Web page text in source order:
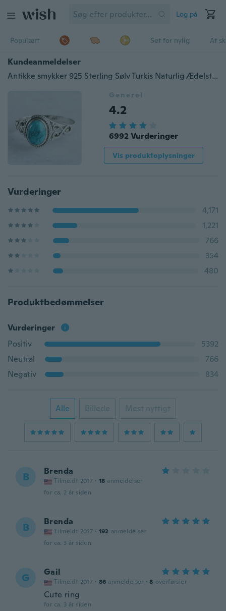
Log på
Populært Set for nylig At
Kundeanmeldelser
Antikke smykker 925 Sterling Sølv Turkis Naturlig Ædelsten Brud Bryllup Forlovelse Vintage Ring Gaver Størrelse 6-10
Generel
4.2
6992 Vurderinger
Vis produktoplysninger
Vurderinger
4,171
1,221
766
354
480
Produktbedømmelser
Vurderinger
Positiv
5392
Neutral
766
Negativ
834
Alle Billede Mest nyttigt
B Brenda
Tilmeldt 2017 · 18 anmeldelser
for ca. 2 år siden
B Brenda
Tilmeldt 2017 · 192 anmeldelser
for ca. 3 år siden
G Gail
Tilmeldt 2017 · 86 anmeldelser · 8 overførsler
Cute ring
for ca. 3 år siden